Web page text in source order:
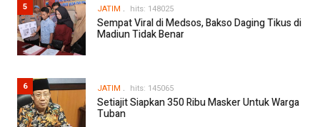
5 JATIM hits: 148025
Sempat Viral di Medsos, Bakso Daging Tikus di
Madiun Tidak Benar
6 JATIM hits: 145065
Setiajit Siapkan 350 Ribu Masker Untuk Warga
Tuban